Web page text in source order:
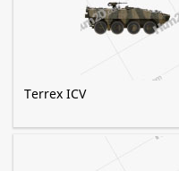
Terrex ICV